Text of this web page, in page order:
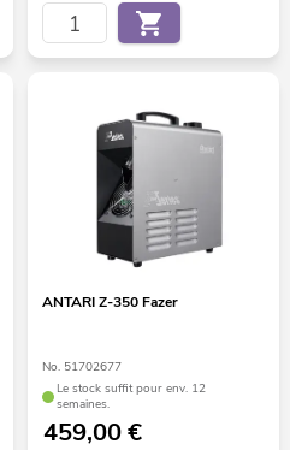
ANTARI Z-350 Fazer
No. 51702677
Le stock suffit pour env. 12
semaines.
459,00€